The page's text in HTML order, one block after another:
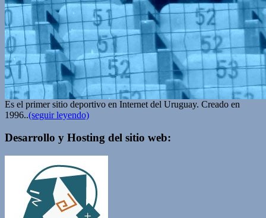
Es el primer sitio deportivo en Internet del Uruguay. Creado en
1996..(seguir leyendo)
Desarrollo y Hosting del sitio web: